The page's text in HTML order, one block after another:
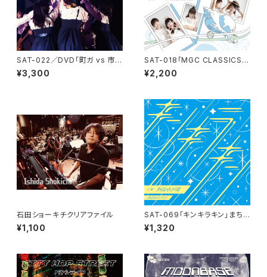
SAT-022／DVD「町ガ vs 市民
ホール THE MOVIE 〜まちだ
ガールズクワイア SUPER LIV
¥3,300
SAT-018「MGC CLASSICS v
ol.1」まちだガールズクワイア
¥2,200
石田ショーキチクリアファイル
¥1,100
SAT-069「キンキラキン」まち
だガールズ・クワイア
¥1,320